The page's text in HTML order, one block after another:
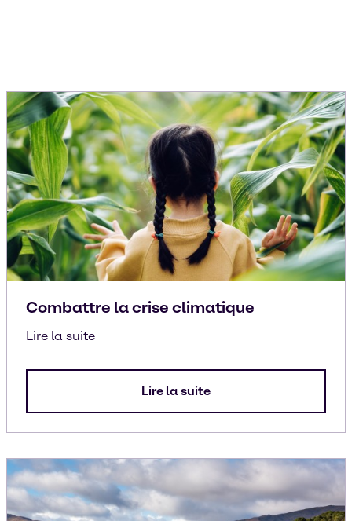
Combattre la crise climatique
Lire la suite
Lire la suite